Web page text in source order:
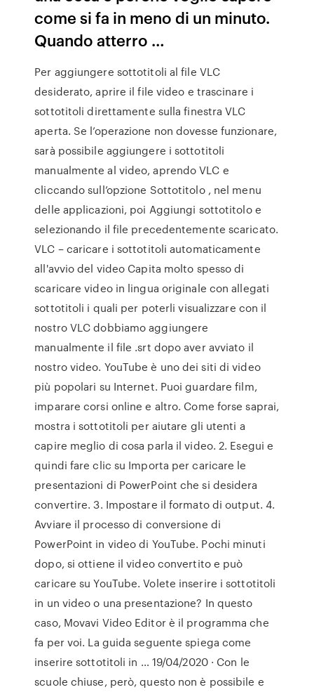
come si fa in meno di un minuto.
Quando atterro …
Per aggiungere sottotitoli al file VLC
desiderato, aprire il file video e trascinare i
sottotitoli direttamente sulla finestra VLC
aperta. Se l’operazione non dovesse funzionare,
sarà possibile aggiungere i sottotitoli
manualmente al video, aprendo VLC e
cliccando sull’opzione Sottotitolo , nel menu
delle applicazioni, poi Aggiungi sottotitolo e
selezionando il file precedentemente scaricato.
VLC – caricare i sottotitoli automaticamente
all'avvio del video Capita molto spesso di
scaricare video in lingua originale con allegati
sottotitoli i quali per poterli visualizzare con il
nostro VLC dobbiamo aggiungere
manualmente il file .srt dopo aver avviato il
nostro video. YouTube è uno dei siti di video
più popolari su Internet. Puoi guardare film,
imparare corsi online e altro. Come forse saprai,
mostra i sottotitoli per aiutare gli utenti a
capire meglio di cosa parla il video. 2. Esegui e
quindi fare clic su Importa per caricare le
presentazioni di PowerPoint che si desidera
convertire. 3. Impostare il formato di output. 4.
Avviare il processo di conversione di
PowerPoint in video di YouTube. Pochi minuti
dopo, si ottiene il video convertito e può
caricare su YouTube. Volete inserire i sottotitoli
in un video o una presentazione? In questo
caso, Movavi Video Editor è il programma che
fa per voi. La guida seguente spiega come
inserire sottotitoli in … 19/04/2020 · Con le
scuole chiuse, però, questo non è possibile e